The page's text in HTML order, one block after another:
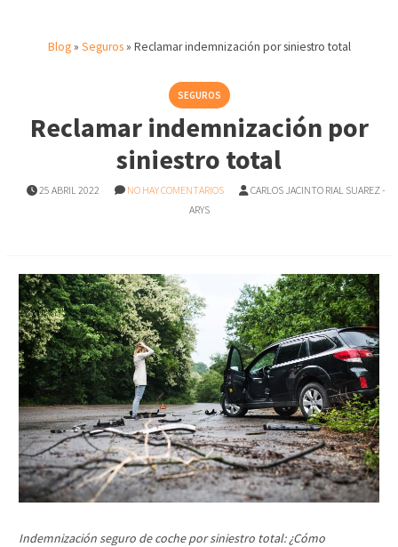
Blog» Seguros» Reclamar indemnización por siniestro total
SEGUROS
Reclamar indemnización por
siniestro total
25 ABRIL 2022 NO HAY COMENTARIOS
CARLOS JACINTO RIAL SUAREZ -
ARYS
Indemnización seguro de coche por siniestro total: ¿Cómo